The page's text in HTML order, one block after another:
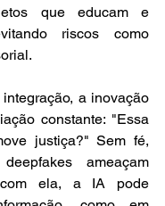
que educam e
riscos como
a inovação
constante: "Essa
justiça?" Sem fé,
ameaçam
ela, a IA pode